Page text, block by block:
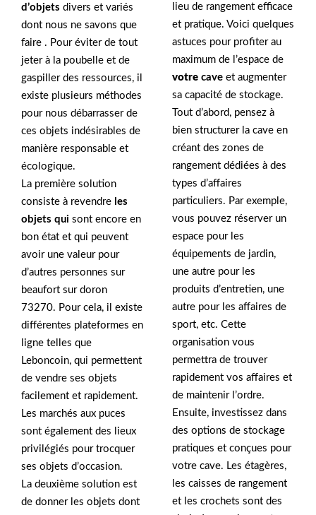
d’objets divers et variés
dont nous ne savons que
faire . Pour éviter de tout
jeter à la poubelle et de
gaspiller des ressources, il
existe plusieurs méthodes
pour nous débarrasser de
ces objets indésirables de
manière responsable et
écologique.
La première solution
consiste à revendre les
objets qui sont encore en
bon état et qui peuvent
avoir une valeur pour
d’autres personnes sur
beaufort sur doron
73270. Pour cela, il existe
différentes plateformes en
ligne telles que
Leboncoin, qui permettent
de vendre ses objets
facilement et rapidement.
Les marchés aux puces
sont également des lieux
privilégiés pour trocquer
ses objets d’occasion.
La deuxième solution est
de donner les objets dont
lieu de rangement efficace
et pratique. Voici quelques
astuces pour profiter au
maximum de l’espace de
votre cave et augmenter
sa capacité de stockage.
Tout d’abord, pensez à
bien structurer la cave en
créant des zones de
rangement dédiées à des
types d’affaires
particuliers. Par exemple,
vous pouvez réserver un
espace pour les
équipements de jardin,
une autre pour les
produits d’entretien, une
autre pour les affaires de
sport, etc. Cette
organisation vous
permettra de trouver
rapidement vos affaires et
de maintenir l’ordre.
Ensuite, investissez dans
des options de stockage
pratiques et conçues pour
votre cave. Les étagères,
les caisses de rangement
et les crochets sont des